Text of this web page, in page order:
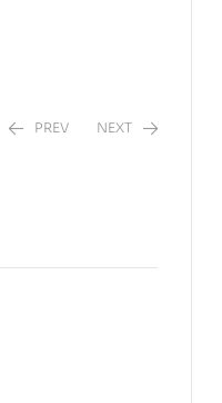
PREV NEXT